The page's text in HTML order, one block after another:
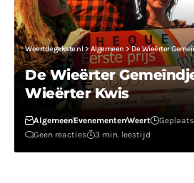
Weertdegekste.nl> Algemeen >De Wieërter
De Wieërter
Wieërter Kwis
AlgemeenEvenementenWeert
Geen reacties
3 min. leestijd